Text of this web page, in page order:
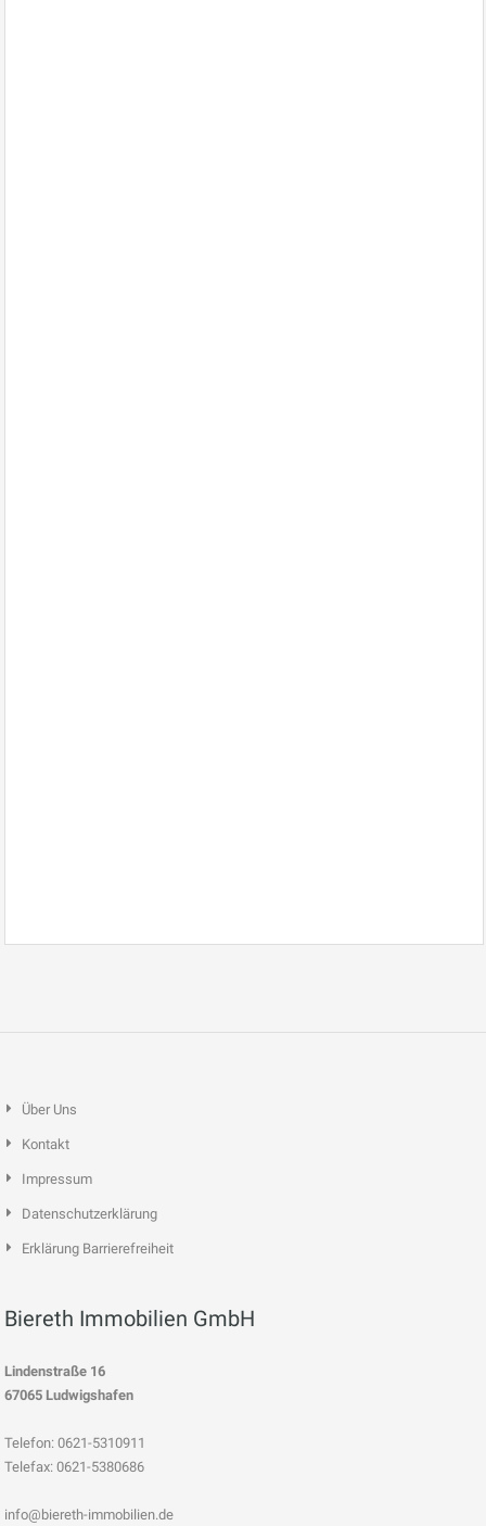
Über Uns
Kontakt
Impressum
Datenschutzerklärung
Erklärung Barrierefreiheit
Biereth Immobilien GmbH
Lindenstraße 16
67065 Ludwigshafen
Telefon: 0621-5310911
Telefax: 0621-5380686
info@biereth-immobilien.de